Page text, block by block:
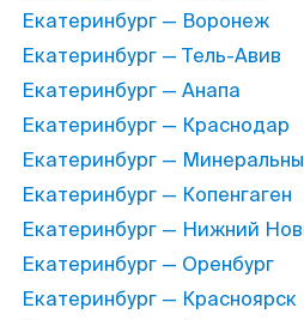
Екатеринбург — Воронеж
Екатеринбург — Тель-Авив
Екатеринбург — Анапа
Екатеринбург — Краснодар
Екатеринбург —
Екатеринбург — Копенгаген
Екатеринбург — Нижний
Екатеринбург — Оренбург
Екатеринбург — Красноярск